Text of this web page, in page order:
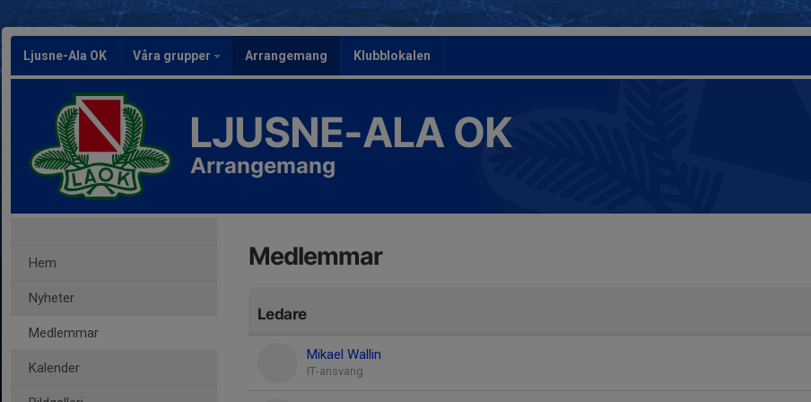
Ljusne-Ala OK Våra grupper Arrangemang Klubblokalen
LJUSNE-ALA OK
Arrangemang
Hem
Nyheter
Medlemmar
Kalender
Medlemmar
Ledare
Mikael Wallin
IT-ansvarig